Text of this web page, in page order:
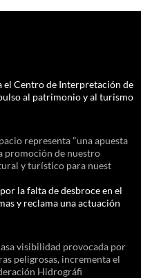
el Centro de Interpretación de
al patrimonio y al turismo
representa "una apuesta
promoción de nuestro
y turístico para nuest
la falta de desbroce en el
y reclama una actuación
visibilidad provocada por
peligrosas, incrementa el
Hidrográfi